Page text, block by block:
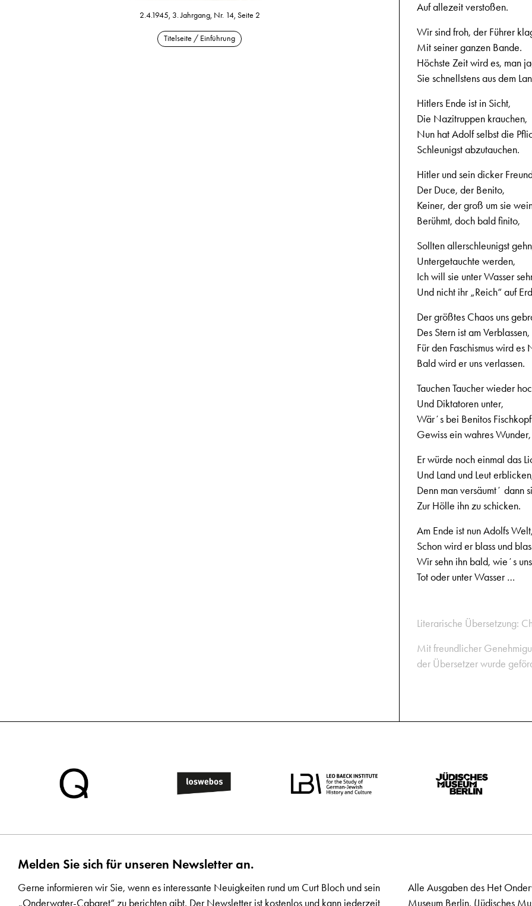
2.4.1945, 3. Jahrgang, Nr. 14, Seite 2
Titelseite / Einführung
Auf allezeit verstoßen.
Wir sind froh, der Führer
Mit seiner ganzen Bande.
Höchste Zeit wird es, man
Sie schnellstens aus dem
Hitlers Ende ist in Sicht,
Die Nazitruppen krauchen,
Nun hat Adolf selbst die
Schleunigst abzutauchen.
Hitler und sein dicker
Der Duce, der Benito,
Keiner, der groß um sie
Berühmt, doch bald finito,
Sollten allerschleunigst
Untergetauchte werden,
Ich will sie unter Wasser
Und nicht ihr „Reich“ auf
Der größtes Chaos uns
Des Stern ist am Verblassen,
Für den Faschismus wird es
Bald wird er uns verlassen.
Tauchen Taucher wieder
Und Diktatoren unter,
Wärʼs bei Benitos
Gewiss ein wahres Wunder,
Er würde noch einmal das
Und Land und Leut
Denn man versäumtʼ dann
Zur Hölle ihn zu schicken.
Am Ende ist nun Adolfs Welt,
Schon wird er blass und
Wir sehn ihn bald, wieʼs
Tot oder unter Wasser …
Literarische Übersetzung:
Mit freundlicher
der Übersetzer wurde
Melden Sie sich für unseren Newsletter an.
Gerne informieren wir Sie, wenn es interessante Neuigkeiten rund um Curt Bloch und sein
„Onderwater-Cabaret“ zu berichten gibt. Der Newsletter ist kostenlos und kann jederzeit
Alle Ausgaben des Het
Museum Berlin. (Jüdisches